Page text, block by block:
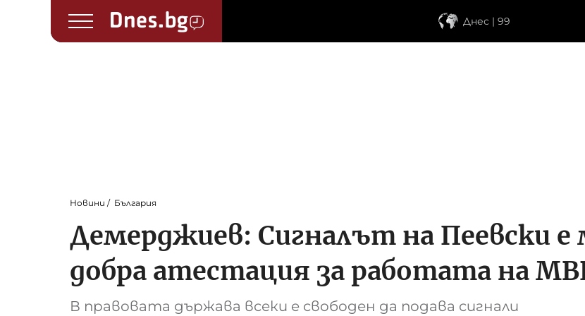
Днес | 99
Новини България
Демерджиев: Сигналът на Пеевски
добра атестация за работата на
В правовата държава всеки е свободен да подава сигнали